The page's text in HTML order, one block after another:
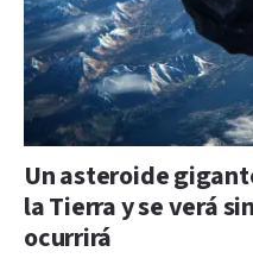
Un asteroide
la Tierra y se verá
ocurrirá